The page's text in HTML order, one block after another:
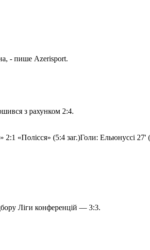
- пише Аzerisport.
з рахунком 2:4.
«Полісся» (5:4 заг.)Голи: Ельюнуссі
Ліги конференцій — 3:3.